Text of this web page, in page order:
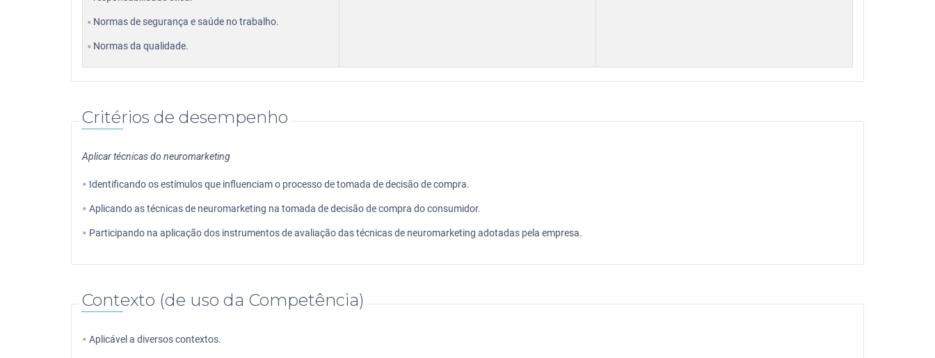
Normas de segurança e saúde no trabalho.
Normas da qualidade.
Critérios de desempenho
Aplicar técnicas do neuromarketing
Identificando os estímulos que influenciam o processo de tomada de decisão de compra.
Aplicando as técnicas de neuromarketing na tomada de decisão de compra do consumidor.
Participando na aplicação dos instrumentos de avaliação das técnicas de neuromarketing adotadas pela empresa.
Contexto (de uso da Competência)
Aplicável a diversos contextos.